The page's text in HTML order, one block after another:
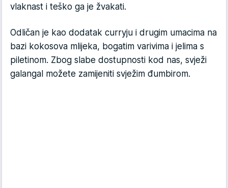
vlaknast i teško ga je žvakati.
Odličan je kao dodatak curryju i drugim umacima na
bazi kokosova mlijeka, bogatim varivima i jelima s
piletinom. Zbog slabe dostupnosti kod nas, svježi
galangal možete zamijeniti svježim đumbirom.